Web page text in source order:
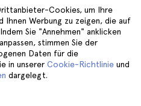
Cookies, um Ihre
Ihnen Werbung zu zeigen, die auf
Sie "Annehmen" anklicken
stimmen Sie der
Daten für die
in unserer Cookie-Richtlinie und
dargelegt.
Granada
Krakau
Teneriffa